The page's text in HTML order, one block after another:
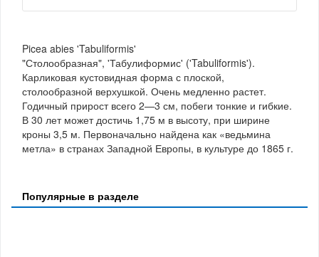
Picea abies 'Tabuliformis'
"Столообразная", 'Табулиформис' ('Tabuliformis').
Карликовая кустовидная форма с плоской,
столообразной верхушкой. Очень медленно растет.
Годичный прирост всего 2—3 см, побеги тонкие и гибкие.
В 30 лет может достичь 1,75 м в высоту, при ширине
кроны 3,5 м. Первоначально найдена как «ведьмина
метла» в странах Западной Европы, в культуре до 1865 г.
Популярные в разделе